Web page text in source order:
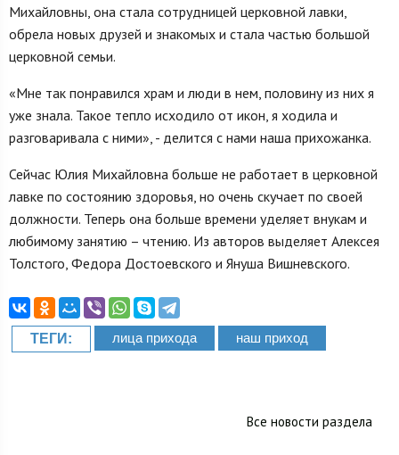
Михайловны, она стала сотрудницей церковной лавки,
обрела новых друзей и знакомых и стала частью большой
церковной семьи.
«Мне так понравился храм и люди в нем, половину из них я
уже знала. Такое тепло исходило от икон, я ходила и
разговаривала с ними», - делится с нами наша прихожанка.
Сейчас Юлия Михайловна больше не работает в церковной
лавке по состоянию здоровья, но очень скучает по своей
должности. Теперь она больше времени уделяет внукам и
любимому занятию – чтению. Из авторов выделяет Алексея
Толстого, Федора Достоевского и Януша Вишневского.
ТЕГИ: лица прихода наш приход
Все новости раздела